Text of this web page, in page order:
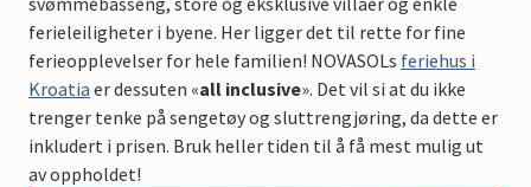
ferieleiligheter i byene. Her ligger det til rette for fine
ferieopplevelser for hele familien! NOVASOLs feriehus i
Kroatia er dessuten «all inclusive». Det vil si at du ikke
trenger tenke på sengetøy og sluttrengjøring, da dette er
inkludert i prisen. Bruk heller tiden til å få mest mulig ut
av oppholdet!